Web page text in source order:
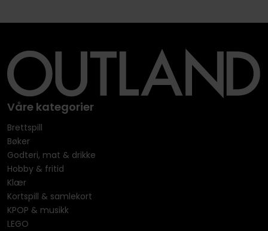
Våre kategorier
Brettspill
Bøker
Godteri, mat & drikke
Hobby & fritid
Klær
Kortspill & samlekort
KPOP & musikk
LEGO